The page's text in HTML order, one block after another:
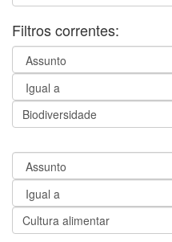
Filtros correntes: